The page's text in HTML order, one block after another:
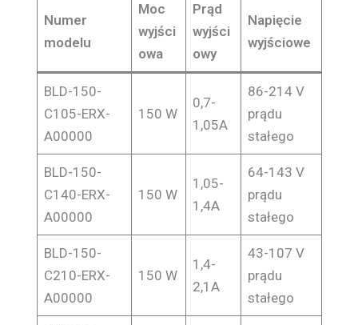
Numer
modelu
Moc
wyjści
owa
Prąd
wyjści
owy
Napięcie
wyjściowe
BLD-150-
C105-ERX-
A00000
150 W
0,7-
1,05A
86-214 V
prądu
stałego
BLD-150-
C140-ERX-
A00000
150 W
1,05-
1,4A
64-143 V
prądu
stałego
BLD-150-
C210-ERX-
A00000
150 W
1,4-
2,1A
43-107 V
prądu
stałego